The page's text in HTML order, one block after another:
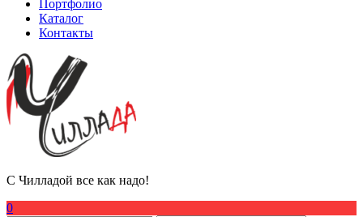
Портфолио
Каталог
Контакты
С Чилладой все как надо!
0